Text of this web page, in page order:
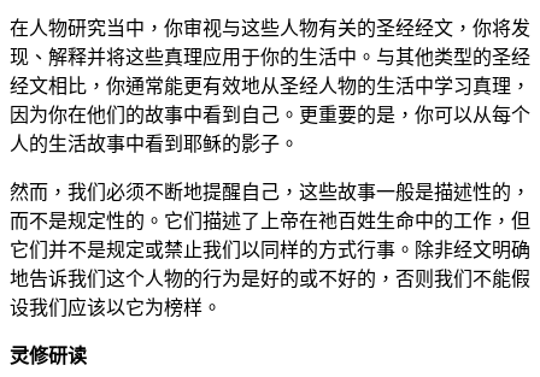
在人物研究当中，你审视与这些人物有关的圣经经文，你将发
现、解释并将这些真理应用于你的生活中。与其他类型的圣经
经文相比，你通常能更有效地从圣经人物的生活中学习真理，
因为你在他们的故事中看到自己。更重要的是，你可以从每个
人的生活故事中看到耶稣的影子。
然而，我们必须不断地提醒自己，这些故事一般是描述性的，
而不是规定性的。它们描述了上帝在祂百姓生命中的工作，但
它们并不是规定或禁止我们以同样的方式行事。除非经文明确
地告诉我们这个人物的行为是好的或不好的，否则我们不能假
设我们应该以它为榜样。
灵修研读